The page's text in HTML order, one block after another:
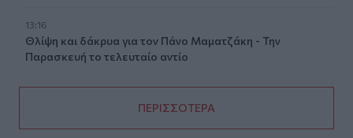
13:16
Θλίψη και δάκρυα για τον Πάνο Μαματζάκη - Την
Παρασκευή το τελευταίο αντίο
ΠΕΡΙΣΣΟΤΕΡΑ